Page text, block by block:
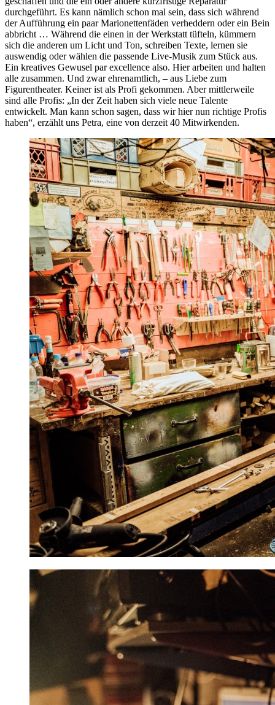
durchgeführt. Es kann nämlich schon mal sein, dass sich während
der Aufführung ein paar Marionettenfäden verheddern oder ein Bein
abbricht … Während die einen in der Werkstatt tüfteln, kümmern
sich die anderen um Licht und Ton, schreiben Texte, lernen sie
auswendig oder wählen die passende Live-Musik zum Stück aus.
Ein kreatives Gewusel par excellence also. Hier arbeiten und halten
alle zusammen. Und zwar ehrenamtlich, – aus Liebe zum
Figurentheater. Keiner ist als Profi gekommen. Aber mittlerweile
sind alle Profis: „In der Zeit haben sich viele neue Talente
entwickelt. Man kann schon sagen, dass wir hier nun richtige Profis
haben“, erzählt uns Petra, eine von derzeit 40 Mitwirkenden.